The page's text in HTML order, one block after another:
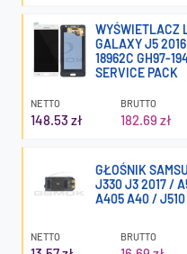
WYŚWIETLACZ
GALAXY J5
18962C GH97-
SERVICE PACK
NETTO
148.53 zł
BRUTTO
182.69 zł
GŁOŚNIK
J330 J3 2017 /
A405 A40 / J510
NETTO BRUTTO